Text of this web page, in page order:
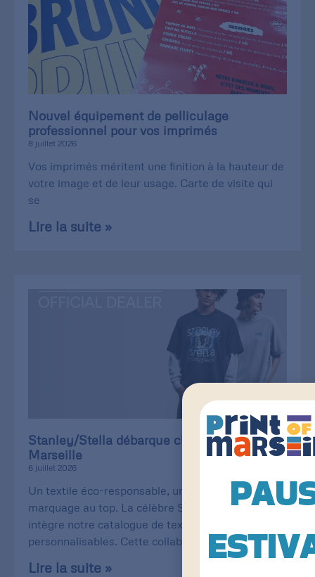
Nouvel équipement de pelliculage
professionnel pour vos imprimés
8 juillet 2026
Vos imprimés méritent une finition à la hauteur de
votre image et de leur usage. Carte de visite qui
se
Lire la suite »
Stanley/Stella débarque chez Print of
Marseille
6 juillet 2026
Un textile éco-responsable, une qualité de
marquage au top. La célèbre Stanley/Stella
intègre notre catalogue de textiles
personnalisables. Cette collaboration
Lire la suite »